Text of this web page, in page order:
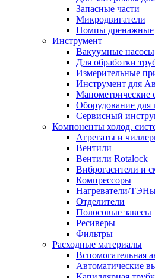
Запасные части
Микродвигатели
Помпы дренажные
Инструмент
Вакуумные насосы
Для обработки
Измерительные
Инструмент для
Манометрические
Оборудование для
Сервисный
Компоненты холод.
Агрегаты и
Вентили
Вентили Rotalock
Виброгасители и
Компрессоры
Нагреватели/
Отделители
Полосовые завесы
Ресиверы
Фильтры
Расходные материалы
Вспомогательная
Автоматические